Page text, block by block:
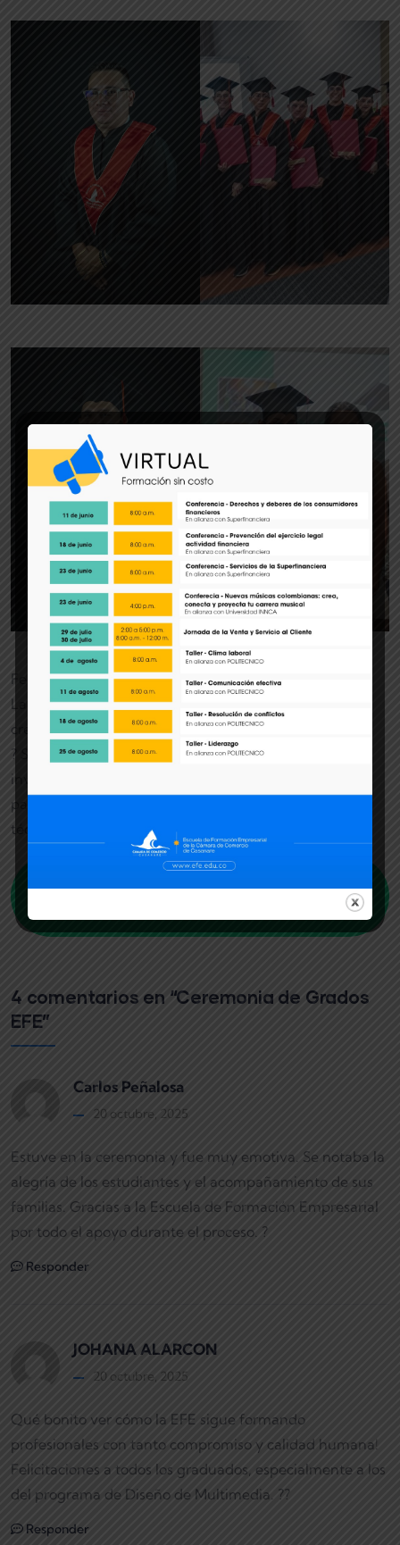
Felicitamos a cada uno de nuestros nuevos Técnicos
Laborales por Competencias, y los animamos a seguir
creciendo profesionalmente.
? Si tú también quieres hacer parte de la EFE, te
invitamos a estar pendiente de nuestras inscripciones
para el próximo año y a conocer nuestros programas
técnicos y de formación empresarial.
Conoce nuestros programas
4 comentarios en “Ceremonia de Grados
EFE”
Carlos Peñalosa
20 octubre, 2025
Estuve en la ceremonia y fue muy emotiva. Se notaba la
alegría de los estudiantes y el acompañamiento de sus
familias. Gracias a la Escuela de Formación Empresarial
por todo el apoyo durante el proceso. ?
Responder
JOHANA ALARCON
20 octubre, 2025
Qué bonito ver cómo la EFE sigue formando
profesionales con tanto compromiso y calidad humana!
Felicitaciones a todos los graduados, especialmente a los
del programa de Diseño de Multimedia. ??
Responder